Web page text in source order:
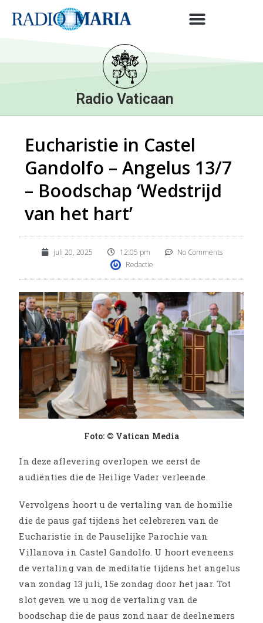
Radio Vaticaan
Eucharistie in Castel
Gandolfo – Angelus 13/7
– Boodschap ‘Wedstrijd
van het hart’
juli 20, 2025 12:05 pm
No Comments
Redactie
Foto: © Vatican Media
In deze aflevering overlopen we eerst de
audiënties die de Heilige Vader verleende.
Vervolgens hoort u de vertaling van de homilie
die de paus gaf tijdens het celebreren van de
Eucharistie in de Pauselijke Parochie van
Villanova in Castel Gandolfo. U hoort eveneens
de vertaling van de meditatie tijdens het angelus
van zondag 13 juli, 15e zondag door het jaar. Tot
slot geven we u nog de vertaling van de
boodschap die de paus zond naar de deelnemers